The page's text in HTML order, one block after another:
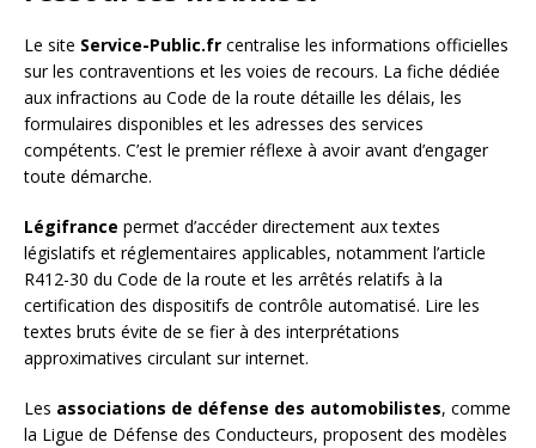
Le site Service-Public.fr centralise les informations officielles
sur les contraventions et les voies de recours. La fiche dédiée
aux infractions au Code de la route détaille les délais, les
formulaires disponibles et les adresses des services
compétents. C’est le premier réflexe à avoir avant d’engager
toute démarche.
Légifrance permet d’accéder directement aux textes
législatifs et réglementaires applicables, notamment l’article
R412-30 du Code de la route et les arrêtés relatifs à la
certification des dispositifs de contrôle automatisé. Lire les
textes bruts évite de se fier à des interprétations
approximatives circulant sur internet.
Les associations de défense des automobilistes, comme
la Ligue de Défense des Conducteurs, proposent des modèles